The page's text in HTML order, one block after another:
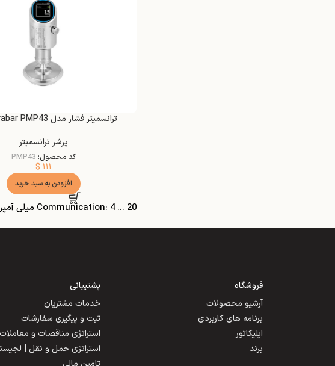
ترانسمیتر فشار مدل E+H Cerabar PMP43
پرشر ترانسمیتر
کد محصول: PMP43
$ ۱۱۱
افزودن به سبد خرید
Communication: 4 ... 20 میلی آمپر HART
فروشگاه
آرشیو محصولات
برنامه های کاربردی
اپلیکاتور
برند
پشتیبانی
خدمات مشتریان
ثبت و پیگیری سفارشات
استراتژی مناقصات و معاملات
استراتژی حمل و نقل |